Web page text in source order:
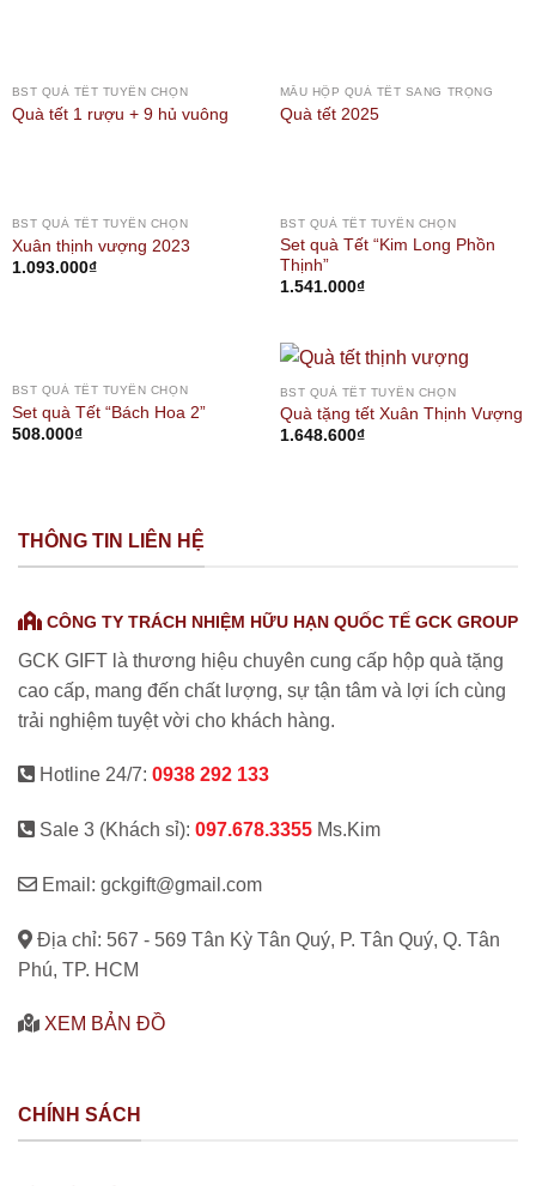
BST QUÀ TẾT TUYỂN CHỌN
Quà tết 1 rượu + 9 hủ vuông
MẪU HỘP QUÀ TẾT SANG TRỌNG
Quà tết 2025
OUT OF STOCK
BST QUÀ TẾT TUYỂN CHỌN
Xuân thịnh vượng 2023
1.093.000₫
BST QUÀ TẾT TUYỂN CHỌN
Set quà Tết “Kim Long Phồn
Thịnh”
1.541.000₫
BST QUÀ TẾT TUYỂN CHỌN
Set quà Tết “Bách Hoa 2”
508.000₫
BST QUÀ TẾT TUYỂN CHỌN
Quà tặng tết Xuân Thịnh Vượng
1.648.600₫
THÔNG TIN LIÊN HỆ
CÔNG TY TRÁCH NHIỆM HỮU HẠN QUỐC TẾ GCK GROUP
GCK GIFT là thương hiệu chuyên cung cấp hộp quà tặng
cao cấp, mang đến chất lượng, sự tận tâm và lợi ích cùng
trải nghiệm tuyệt vời cho khách hàng.
Hotline 24/7: 0938 292 133
Sale 3 (Khách sỉ): 097.678.3355 Ms.Kim
Email: gckgift@gmail.com
Địa chỉ: 567 - 569 Tân Kỳ Tân Quý, P. Tân Quý, Q. Tân
Phú, TP. HCM
XEM BẢN ĐỒ
CHÍNH SÁCH